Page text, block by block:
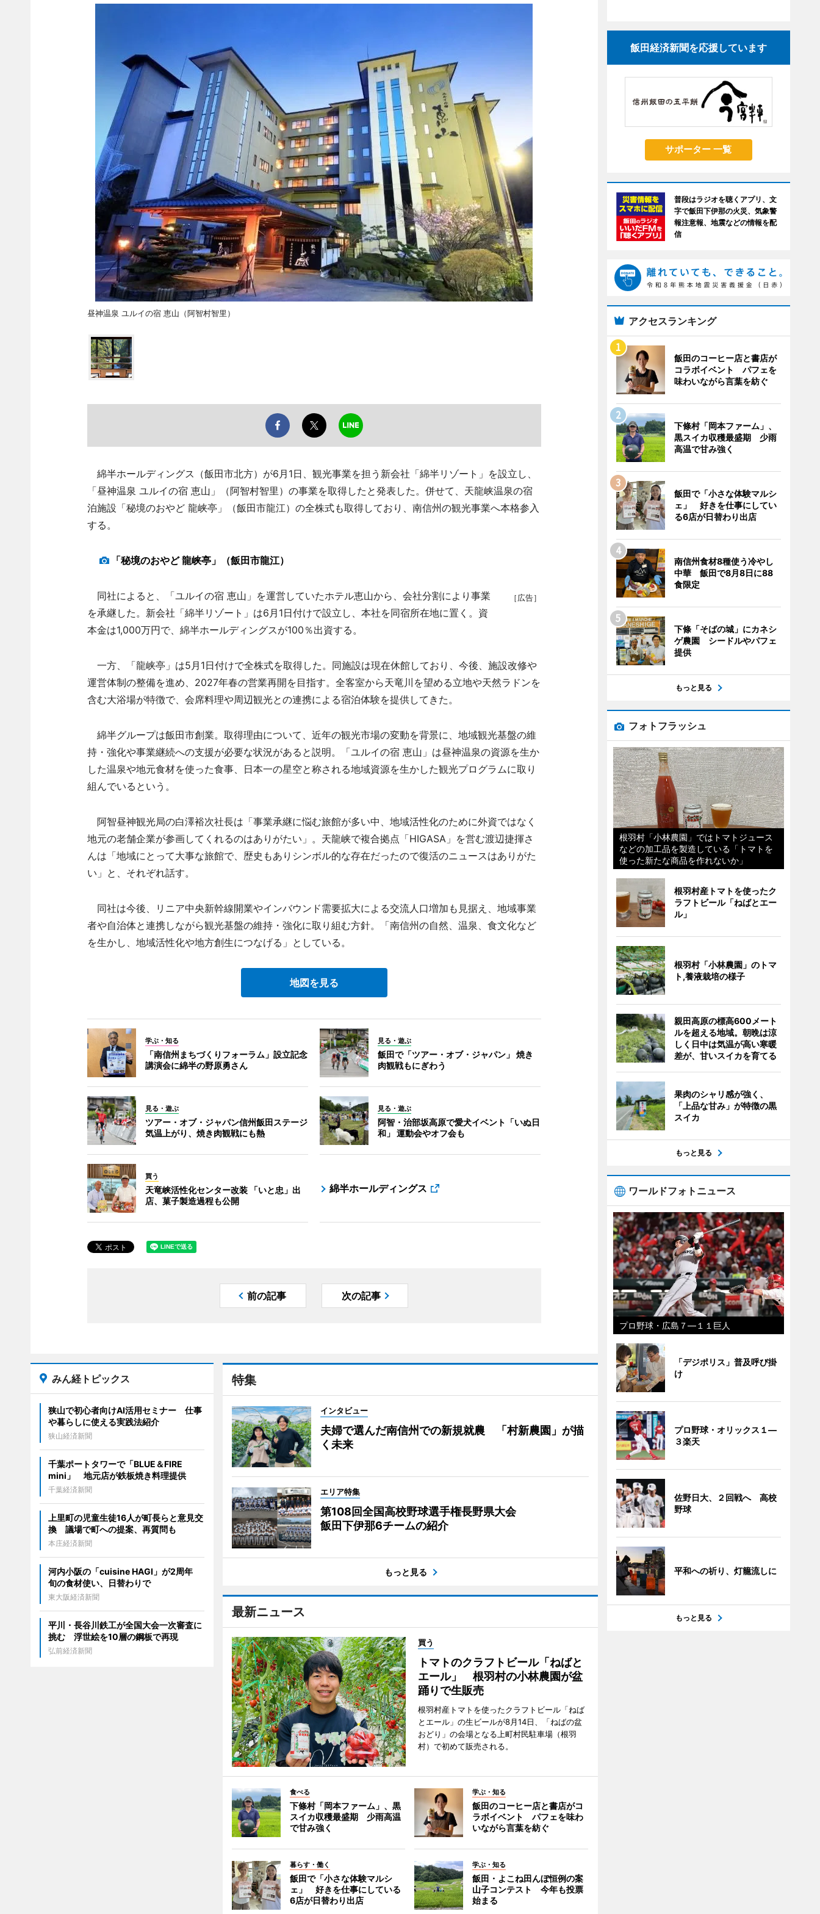
昼神温泉 ユルイの宿 恵山（阿智村智里）
綿半ホールディングス（飯田市北方）が6月1日、観光事業を担う新会社「綿半リゾート」を設立し、
「昼神温泉 ユルイの宿 恵山」（阿智村智里）の事業を取得したと発表した。併せて、天龍峡温泉の宿
泊施設「秘境のおやど 龍峡亭」（飯田市龍江）の全株式も取得しており、南信州の観光事業へ本格参入
する。
「秘境のおやど 龍峡亭」（飯田市龍江）
［広告］
同社によると、「ユルイの宿 恵山」を運営していたホテル恵山から、会社分割により事業
を承継した。新会社「綿半リゾート」は6月1日付けで設立し、本社を同宿所在地に置く。資
本金は1,000万円で、綿半ホールディングスが100％出資する。
一方、「龍峡亭」は5月1日付けで全株式を取得した。同施設は現在休館しており、今後、施設改修や
運営体制の整備を進め、2027年春の営業再開を目指す。全客室から天竜川を望める立地や天然ラドンを
含む大浴場が特徴で、会席料理や周辺観光との連携による宿泊体験を提供してきた。
綿半グループは飯田市創業。取得理由について、近年の観光市場の変動を背景に、地域観光基盤の維
持・強化や事業継続への支援が必要な状況があると説明。「ユルイの宿 恵山」は昼神温泉の資源を生か
した温泉や地元食材を使った食事、日本一の星空と称される地域資源を生かした観光プログラムに取り
組んでいるという。
阿智昼神観光局の白澤裕次社長は「事業承継に悩む旅館が多い中、地域活性化のために外資ではなく
地元の老舗企業が参画してくれるのはありがたい」。天龍峡で複合拠点「HIGASA」を営む渡辺捷揮さ
んは「地域にとって大事な旅館で、歴史もありシンボル的な存在だったので復活のニュースはありがた
い」と、それぞれ話す。
同社は今後、リニア中央新幹線開業やインバウンド需要拡大による交流人口増加も見据え、地域事業
者や自治体と連携しながら観光基盤の維持・強化に取り組む方針。「南信州の自然、温泉、食文化など
を生かし、地域活性化や地方創生につなげる」としている。
地図を見る
学ぶ・知る
「南信州まちづくりフォーラム」設立記念
講演会に綿半の野原勇さん
見る・遊ぶ
飯田で「ツアー・オブ・ジャパン」 焼き
肉観戦もにぎわう
見る・遊ぶ
ツアー・オブ・ジャパン信州飯田ステージ
気温上がり、焼き肉観戦にも熱
見る・遊ぶ
阿智・治部坂高原で愛犬イベント「いぬ日
和」 運動会やオフ会も
買う
天竜峡活性化センター改装 「いと忠」出
店、菓子製造過程も公開
綿半ホールディングス
前の記事 次の記事
特集
インタビュー
夫婦で選んだ南信州での新規就農 「村新農園」が描
く未来
エリア特集
第108回全国高校野球選手権長野県大会
飯田下伊那6チームの紹介
もっと見る
最新ニュース
買う
トマトのクラフトビール「ねばと
エール」 根羽村の小林農園が盆
踊りで生販売
根羽村産トマトを使ったクラフトビール「ねば
とエール」の生ビールが8月14日、「ねばの盆
おどり」の会場となる上町村民駐車場（根羽
村）で初めて販売される。
食べる
下條村「岡本ファーム」、黒
スイカ収穫最盛期 少雨高温
で甘み強く
学ぶ・知る
飯田のコーヒー店と書店がコ
ラボイベント パフェを味わ
いながら言葉を紡ぐ
暮らす・働く
飯田で「小さな体験マルシ
ェ」 好きを仕事にしている
6店が日替わり出店
学ぶ・知る
飯田・よこね田んぼ恒例の案
山子コンテスト 今年も投票
始まる
みん経トピックス
狭山で初心者向けAI活用セミナー 仕事
や暮らしに使える実践法紹介
狭山経済新聞
千葉ポートタワーで「BLUE＆FIRE
mini」 地元店が鉄板焼き料理提供
千葉経済新聞
上里町の児童生徒16人が町長らと意見交
換 議場で町への提案、再質問も
本庄経済新聞
河内小阪の「cuisine HAGI」が2周年
旬の食材使い、日替わりで
東大阪経済新聞
平川・長谷川鉄工が全国大会一次審査に
挑む 浮世絵を10層の鋼板で再現
弘前経済新聞
飯田経済新聞を応援しています
サポーター 一覧
普段はラジオを聴くアプリ、文
字で飯田下伊那の火災、気象警
報注意報、地震などの情報を配
信
アクセスランキング
飯田のコーヒー店と書店が
コラボイベント パフェを
味わいながら言葉を紡ぐ
下條村「岡本ファーム」、
黒スイカ収穫最盛期 少雨
高温で甘み強く
飯田で「小さな体験マルシ
ェ」 好きを仕事にしてい
る6店が日替わり出店
南信州食材8種使う冷やし
中華 飯田で8月8日に88
食限定
下條「そばの城」にカネシ
ゲ農園 シードルやパフェ
提供
もっと見る
フォトフラッシュ
根羽村「小林農園」ではトマトジュース
などの加工品を製造している「トマトを
使った新たな商品を作れないか」
根羽村産トマトを使ったク
ラフトビール「ねばとエー
ル」
根羽村「小林農園」のトマ
ト,養液栽培の様子
親田高原の標高600メート
ルを超える地域。朝晩は涼
しく日中は気温が高い寒暖
差が、甘いスイカを育てる
果肉のシャリ感が強く、
「上品な甘み」が特徴の黒
スイカ
もっと見る
ワールドフォトニュース
プロ野球・広島７―１１巨人
「デジポリス」普及呼び掛
け
プロ野球・オリックス１―
３楽天
佐野日大、２回戦へ 高校
野球
平和への祈り、灯籠流しに
もっと見る